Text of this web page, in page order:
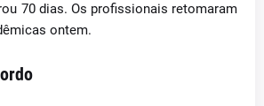
70 dias. Os profissionais retomaram
ontem.